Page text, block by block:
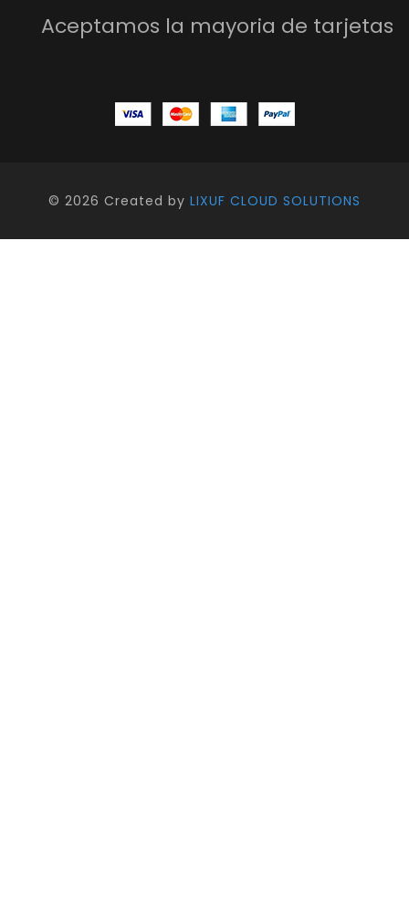
Aceptamos la mayoria de tarjetas
© 2026 Created by LIXUF CLOUD SOLUTIONS